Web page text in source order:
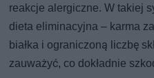
reakcje alergiczne. W takiej
dieta eliminacyjna – karma
białka i ograniczoną liczbę
zauważyć, co dokładnie